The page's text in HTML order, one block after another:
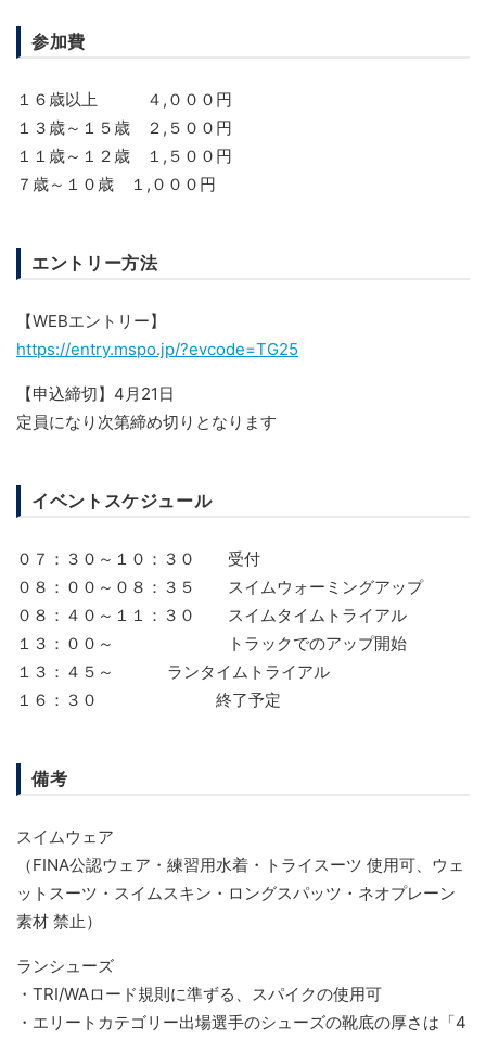
参加費
１６歳以上 ４,０００円
１３歳～１５歳 ２,５００円
１１歳～１２歳 １,５００円
７歳～１０歳 １,０００円
エントリー方法
【WEBエントリー】
https://entry.mspo.jp/?evcode=TG25
【申込締切】4月21日
定員になり次第締め切りとなります
イベントスケジュール
０７：３０～１０：３０ 受付
０８：００～０８：３５ スイムウォーミングアップ
０８：４０～１１：３０ スイムタイムトライアル
１３：００～ トラックでのアップ開始
１３：４５～ ランタイムトライアル
１６：３０ 終了予定
備考
スイムウェア
（FINA公認ウェア・練習用水着・トライスーツ 使用可、ウェ
ットスーツ・スイムスキン・ロングスパッツ・ネオプレーン
素材 禁止）
ランシューズ
・TRI/WAロード規則に準ずる、スパイクの使用可
・エリートカテゴリー出場選手のシューズの靴底の厚さは「4